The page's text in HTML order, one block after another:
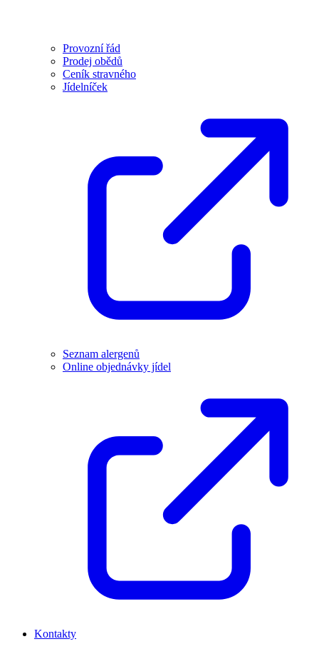
Provozní řád
Prodej obědů
Ceník stravného
Jídelníček
Seznam alergenů
Online objednávky jídel
Kontakty